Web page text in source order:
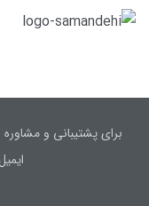
برای پشتیبانی و مشاوره با
ایمیل inf0@lotionsolarrium